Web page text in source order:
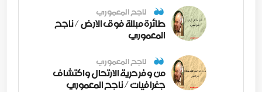
ناجح المعموري
طائرة مبللة فوق الارض / ناجح
المعموري
ناجح المعموري
من وفر حرية الارتحال واكتشاف
جغرافيات / ناجح المعموري